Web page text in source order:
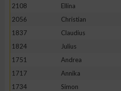
2108
Ellina
2056
Christian
1837
Claudius
1824
Julius
1751
Andrea
1717
Annika
1734
Simon